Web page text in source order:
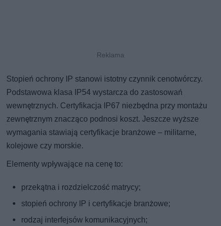
Stopień ochrony IP stanowi istotny czynnik cenotwórczy.
Podstawowa klasa IP54 wystarcza do zastosowań
wewnętrznych. Certyfikacja IP67 niezbędna przy montażu
zewnętrznym znacząco podnosi koszt. Jeszcze wyższe
wymagania stawiają certyfikacje branżowe – militarne,
kolejowe czy morskie.
Elementy wpływające na cenę to:
przekątna i rozdzielczość matrycy;
stopień ochrony IP i certyfikacje branżowe;
rodzaj interfejsów komunikacyjnych;